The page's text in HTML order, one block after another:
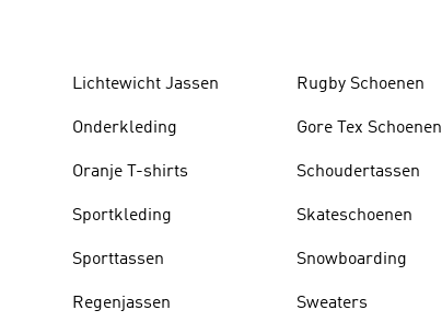
Lichtewicht Jassen
Onderkleding
Oranje T-shirts
Sportkleding
Sporttassen
Regenjassen
Rugby Schoenen
Gore Tex Schoenen
Schoudertassen
Skateschoenen
Snowboarding
Sweaters